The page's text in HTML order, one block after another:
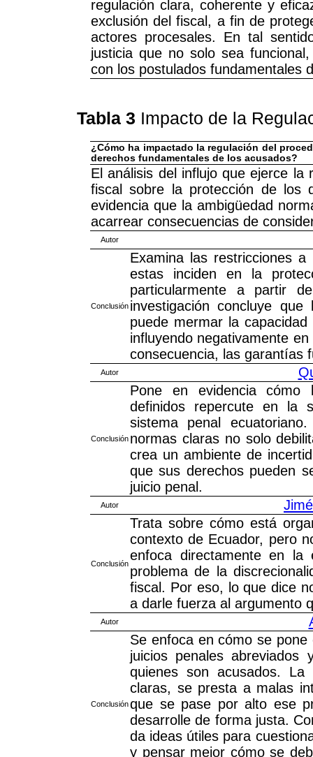
regulación clara, coherente y
exclusión del fiscal, a fin de
actores procesales. En tal
justicia que no solo sea
con los postulados fundamentales
Tabla 3 Impacto de la
¿Cómo ha impactado la regulación del
derechos fundamentales de los acusados?
El análisis del influjo que ejerce la
fiscal sobre la protección de los
evidencia que la ambigüedad
acarrear consecuencias de
Autor
Conclusión
Examina las restricciones
estas inciden en la
particularmente a partir
investigación concluye
puede mermar la
influyendo negativamente
consecuencia, las garantías
Autor
Conclusión
Pone en evidencia cómo
definidos repercute en la
sistema penal
normas claras no solo
crea un ambiente de
que sus derechos pueden
juicio penal.
Autor
Conclusión
Trata sobre cómo está
contexto de Ecuador, pero
enfoca directamente en
problema de la
fiscal. Por eso, lo que dice
a darle fuerza al argumento
Autor
Conclusión
Se enfoca en cómo se
juicios penales
quienes son acusados.
claras, se presta a malas
que se pase por alto ese
desarrolle de forma justa.
da ideas útiles para
y pensar mejor cómo se